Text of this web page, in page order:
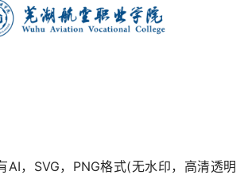
AI，SVG，PNG格式(无水印，高清透明